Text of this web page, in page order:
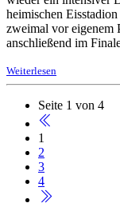
heimischen
zweimal vor eigenem
anschließend im
Weiterlesen
Seite 1 von 4
1
2
3
4